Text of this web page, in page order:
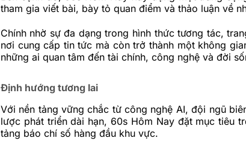
tham gia viết bài, bày tỏ quan điểm và thảo luận về
Chính nhờ sự đa dạng trong hình thức tương tác,
nơi cung cấp tin tức mà còn trở thành một không
những ai quan tâm đến tài chính, công nghệ và đời
Định hướng tương lai
Với nền tảng vững chắc từ công nghệ AI, đội ngũ
lược phát triển dài hạn, 60s Hôm Nay đặt mục tiêu
tảng báo chí số hàng đầu khu vực.